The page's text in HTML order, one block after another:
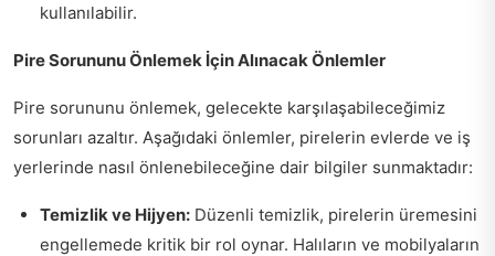
kullanılabilir.
Pire Sorununu Önlemek İçin Alınacak Önlemler
Pire sorununu önlemek, gelecekte karşılaşabileceğimiz
sorunları azaltır. Aşağıdaki önlemler, pirelerin evlerde ve iş
yerlerinde nasıl önlenebileceğine dair bilgiler sunmaktadır:
Temizlik ve Hijyen: Düzenli temizlik, pirelerin üremesini
engellemede kritik bir rol oynar. Halıların ve mobilyaların